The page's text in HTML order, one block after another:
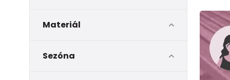
Materiál
Sezóna